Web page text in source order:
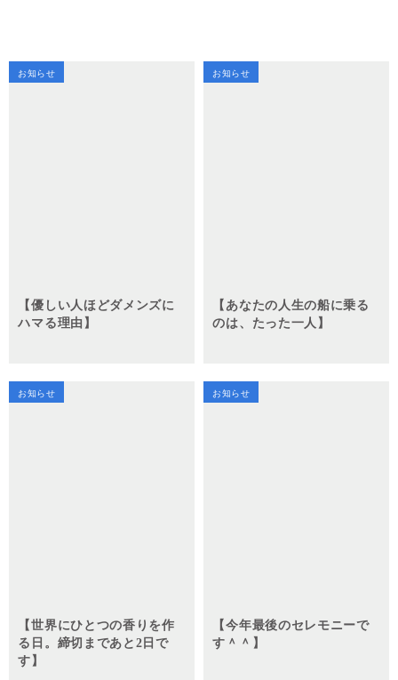
お知らせ
【優しい人ほどダメンズに
ハマる理由】
お知らせ
【あなたの人生の船に乗る
のは、たった一人】
お知らせ
【世界にひとつの香りを作
る日。締切まであと2日で
す】
お知らせ
【今年最後のセレモニーで
す＾＾】